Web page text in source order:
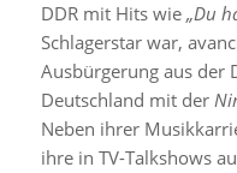
DDR mit Hits wie „Du
Schlagerstar war,
Ausbürgerung aus der
Deutschland mit der
Neben ihrer
ihre in TV-Talkshows